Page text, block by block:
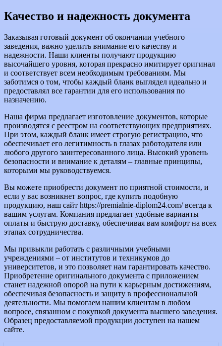
Качество и надежность документа
Заказывая готовый документ об окончании учебного
заведения, важно уделить внимание его качеству и
надежности. Наши клиенты получают продукцию
высочайшего уровня, которая прекрасно имитирует оригинал
и соответствует всем необходимым требованиям. Мы
заботимся о том, чтобы каждый бланк выглядел идеально и
предоставлял все гарантии для его использования по
назначению.
Наша фирма предлагает изготовление документов, которые
производятся с реестром на соответствующих предприятиях.
При этом, каждый бланк имеет строгую регистрацию, что
обеспечивает его легитимность в глазах работодателя или
любого другого заинтересованного лица. Высокий уровень
безопасности и внимание к деталям – главные принципы,
которыми мы руководствуемся.
Вы можете приобрести документ по приятной стоимости, и
если у вас возникнет вопрос, где купить подобную
продукцию, наш сайт https://premialnie-diplom24.com/ всегда к
вашим услугам. Компания предлагает удобные варианты
оплаты и быструю доставку, обеспечивая вам комфорт на всех
этапах сотрудничества.
Мы привыкли работать с различными учебными
учреждениями – от институтов и техникумов до
университетов, и это позволяет нам гарантировать качество.
Приобретение оригинального документа с приложением
станет надежной опорой на пути к карьерным достижениям,
обеспечивая безопасность и защиту в профессиональной
деятельности. Мы помогаем нашим клиентам в любом
вопросе, связанном с покупкой документа высшего заведения.
Образец предоставляемой продукции доступен на нашем
сайте.